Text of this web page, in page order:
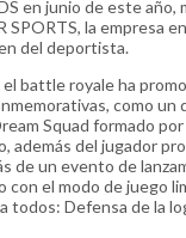
en junio de este año,
SPORTS, la empresa
del deportista.
battle royale ha
como un
Squad formado
además del jugador
de un evento de
con el modo de juego
todos: Defensa de la